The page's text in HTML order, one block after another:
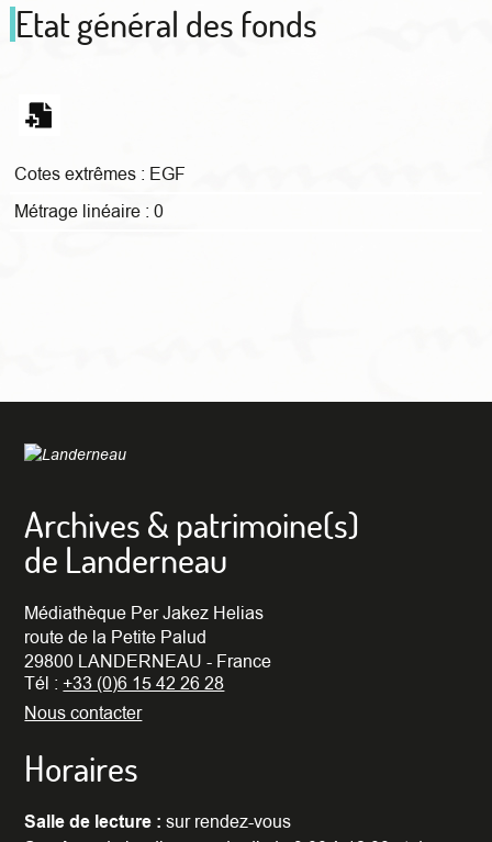
Etat général des fonds
Cotes extrêmes : EGF
Métrage linéaire : 0
Archives & patrimoine(s)
de Landerneau
Médiathèque Per Jakez Helias
route de la Petite Palud
29800 LANDERNEAU - France
Tél :+33 (0)6 15 42 26 28
Nous contacter
Horaires
Salle de lecture : sur rendez-vous